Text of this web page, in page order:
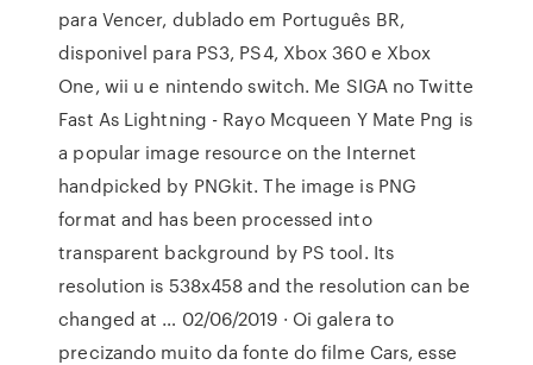
para Vencer, dublado em Português BR,
disponivel para PS3, PS4, Xbox 360 e Xbox
One, wii u e nintendo switch. Me SIGA no Twitte
Fast As Lightning - Rayo Mcqueen Y Mate Png is
a popular image resource on the Internet
handpicked by PNGkit. The image is PNG
format and has been processed into
transparent background by PS tool. Its
resolution is 538x458 and the resolution can be
changed at … 02/06/2019 · Oi galera to
precizando muito da fonte do filme Cars, esse